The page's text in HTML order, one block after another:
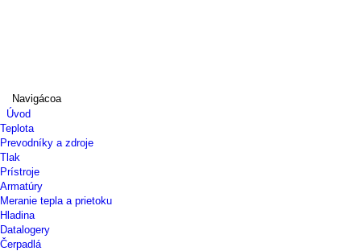
Navigácoa
Úvod
Teplota
Prevodníky a zdroje
Tlak
Prístroje
Armatúry
Meranie tepla a prietoku
Hladina
Datalogery
Čerpadlá